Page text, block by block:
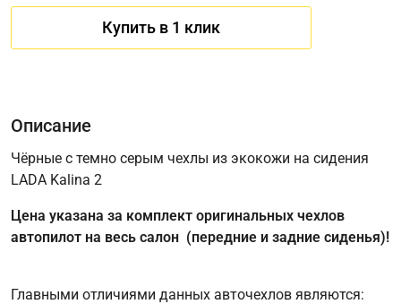
Купить в 1 клик
Имя
Описание
Чёрные с темно серым чехлы из экокожи на сидения
LADA Kalina 2
Цена указана за комплект оригинальных чехлов
автопилот на весь салон (передние и задние сиденья)!
Главными отличиями данных авточехлов являются: